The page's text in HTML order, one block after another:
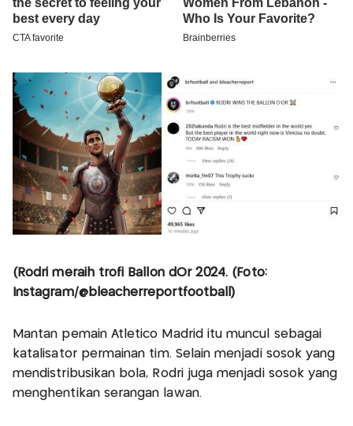
(Rodri meraih trofi Ballon dOr 2024. (Foto:
Instagram/@bleacherreportfootball)
Mantan pemain Atletico Madrid itu muncul sebagai
katalisator permainan tim. Selain menjadi sosok yang
mendistribusikan bola, Rodri juga menjadi sosok yang
menghentikan serangan lawan.